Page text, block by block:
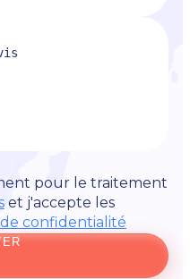
pour le traitement
et j'accepte les
confidentialité